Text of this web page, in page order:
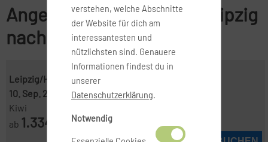
Angebote für Flüge von Leipzig
nach Guangzhou
Leipzig/Halle ( LEJ )-Guangzhou (Kanton) ( CAN )
10. Sep. 2026
30. Sep. 2026
Kiwi
ab 1.334
verstehen, welche Abschnitte
der Website für dich am
interessantesten und
nützlichsten sind. Genauere
Informationen findest du in
unserer
Datenschutzerklärung
Notwendig